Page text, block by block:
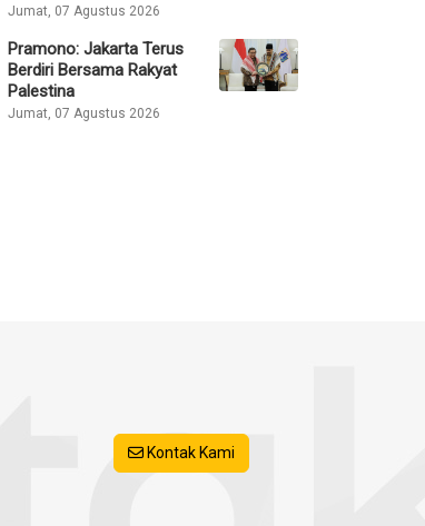
Jumat, 07 Agustus 2026
Pramono: Jakarta Terus
Berdiri Bersama Rakyat
Palestina
Jumat, 07 Agustus 2026
Kontak Kami